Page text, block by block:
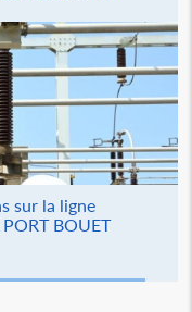
sur la ligne
BOUET